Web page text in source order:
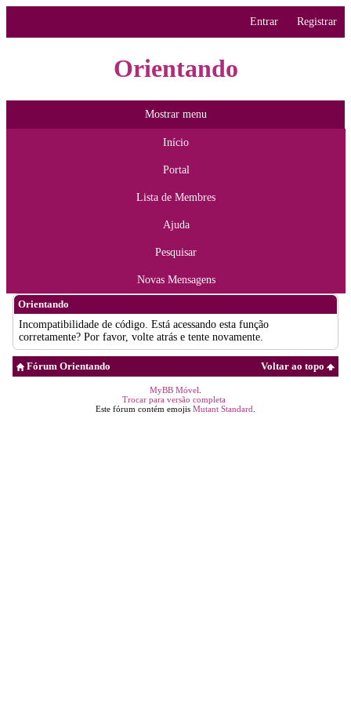
Entrar Registrar
Orientando
Mostrar menu
Início
Portal
Lista de Membres
Ajuda
Pesquisar
Novas Mensagens
Orientando
Incompatibilidade de código. Está acessando esta função
corretamente? Por favor, volte atrás e tente novamente.
Voltar ao topo
Fórum Orientando
MyBB Móvel
Trocar para versão completa
Este fórum contém emojis Mutant Standard